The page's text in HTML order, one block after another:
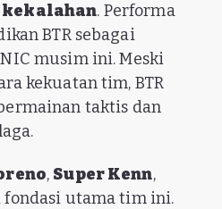
kekalahan. Performa
BTR sebagai
musim ini. Meski
kekuatan tim, BTR
taktis dan
, Super Kenn,
fondasi utama tim ini.